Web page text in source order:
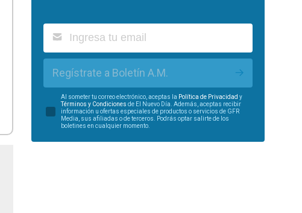
Regístrate a Boletín A.M.
Al someter tu correo electrónico, aceptas la Política de Privacidad y
Términos y Condiciones de El Nuevo Día. Además, aceptas recibir
información u ofertas especiales de productos o servicios de GFR
Media, sus afiliadas o de terceros. Podrás optar salirte de los
boletines en cualquier momento.